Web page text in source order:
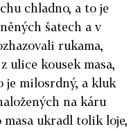
chladno, a to je
šatech a v
rukama,
ulice kousek masa,
je milosrdný, a kluk
na káru
masa ukradl tolik loje,